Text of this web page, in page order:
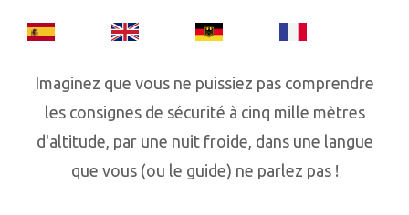
Imaginez que vous ne puissiez pas comprendre
les consignes de sécurité à cinq mille mètres
d'altitude, par une nuit froide, dans une langue
que vous (ou le guide) ne parlez pas !